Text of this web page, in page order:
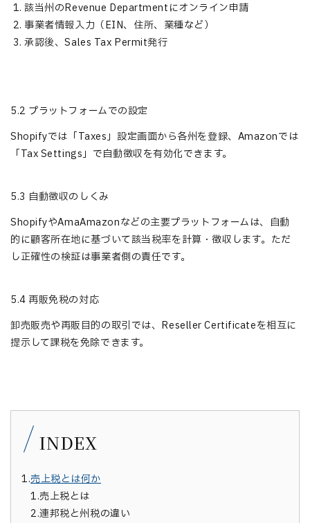
1. 該当州のRevenue Departmentにオンライン申請
2. 事業者情報入力（EIN、住所、業種など）
3. 承認後、Sales Tax Permit発行
5.2 プラットフォームでの設定
Shopifyでは「Taxes」設定画面から各州を登録、Amazonでは
「Tax Settings」で自動徴収を有効化できます。
5.3 自動徴収のしくみ
ShopifyやAmaAmazonなどの主要プラットフォームは、自動
的に顧客所在地に基づいて該当税率を計算・徴収します。ただ
し正確性の検証は事業者側の責任です。
5.4 再販免税の対応
卸売販売や再販目的の取引では、Reseller Certificateを相互に
提示して課税を免除できます。
INDEX
1.売上税とは何か
1.売上税とは
2.連邦税と州税の違い